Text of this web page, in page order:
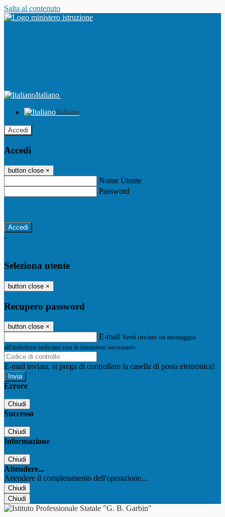
Salta al contenuto
Italiano
Italiano
Accedi
Accedi
button close ×
Nome Utente
Password
-
Seleziona utente
button close ×
Recupero password
button close ×
E-mail Verrà inviato un messaggio
all'indirizzo indicato con le istruzioni necessarie.
E-mail inviata, si prega di controllare la casella di posta elettronica!
Errore
Chiudi
Successo
Chiudi
Informazione
Chiudi
Attendere...
Attendere il completamento dell'operazione...
Chiudi
Chiudi